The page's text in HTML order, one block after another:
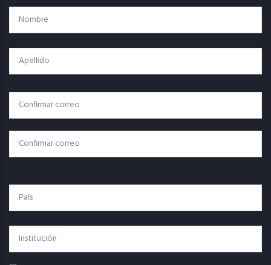
Nombre
Apellido
Correo
Electrónico
Correo Electrónico
Confirmar Correo
País
Institución